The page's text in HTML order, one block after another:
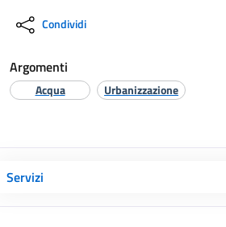
Condividi
Argomenti
Acqua Urbanizzazione
Servizi